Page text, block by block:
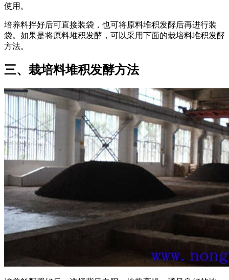
使用。
培养料拌好后可直接装袋，也可将原料堆积发酵后再进行装
袋。如果是将原料堆积发酵，可以采用下面的栽培料堆积发酵
方法。
三、栽培料堆积发酵方法